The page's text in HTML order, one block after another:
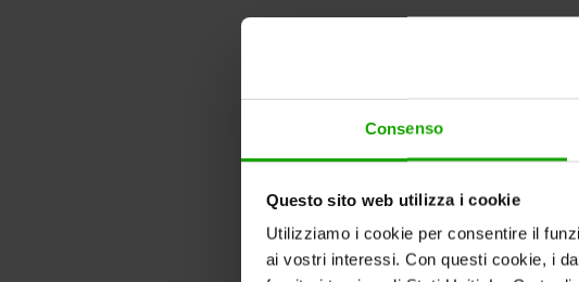
Consenso
Questo sito web utilizza i cookie
Utilizziamo i cookie per consentire il
ai vostri interessi. Con questi cookie, i